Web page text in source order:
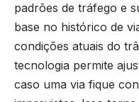
padrões de tráfego e
base no histórico de
condições atuais do
tecnologia permite
caso uma via fique